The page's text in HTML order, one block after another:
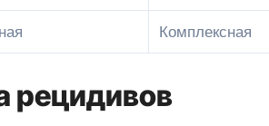
Комплексная
рецидивов